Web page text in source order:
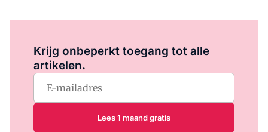
Krijg onbeperkt toegang tot alle
artikelen.
Lees 1 maand gratis